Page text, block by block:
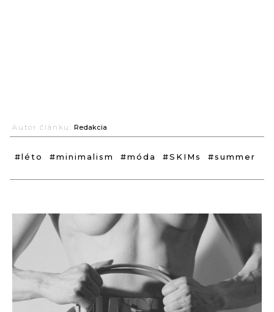
Autor článku: Redakcia
#léto #minimalism #móda #SKIMs #summer